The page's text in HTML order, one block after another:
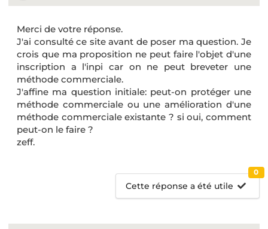
Merci de votre réponse.
J'ai consulté ce site avant de poser ma question. Je
crois que ma proposition ne peut faire l'objet d'une
inscription a l'inpi car on ne peut breveter une
méthode commerciale.
J'affine ma question initiale: peut-on protéger une
méthode commerciale ou une amélioration d'une
méthode commerciale existante ? si oui, comment
peut-on le faire ?
zeff.
Cette réponse a été utile
0